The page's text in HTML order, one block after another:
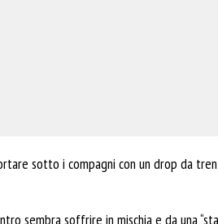
sotto i compagni con un drop da
sembra soffrire in mischia e da una